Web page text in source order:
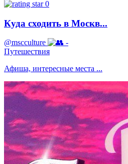
0
Куда сходить в Москв...
@mscculture
-
Путешествия
Афиша, интересные места ...